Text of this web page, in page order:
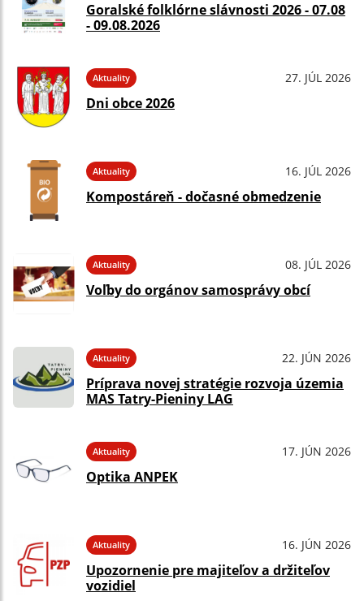
Goralské folklórne slávnosti 2026 - 07.08
- 09.08.2026
Aktuality 27. JÚL 2026
Dni obce 2026
Aktuality 16. JÚL 2026
Kompostáreň - dočasné obmedzenie
Aktuality 08. JÚL 2026
Voľby do orgánov samosprávy obcí
Aktuality 22. JÚN 2026
Príprava novej stratégie rozvoja územia
MAS Tatry-Pieniny LAG
Aktuality 17. JÚN 2026
Optika ANPEK
Aktuality 16. JÚN 2026
Upozornenie pre majiteľov a držiteľov
vozidiel